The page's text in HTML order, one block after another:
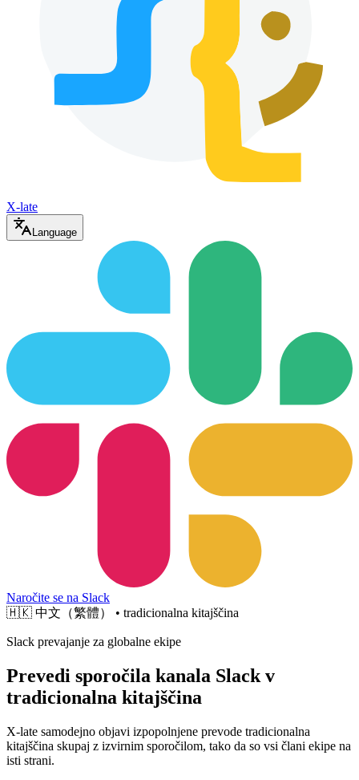
X-late
Language
Naročite se na Slack
🇭🇰 中文（繁體） • tradicionalna kitajščina
Slack prevajanje za globalne ekipe
Prevedi sporočila kanala Slack v
tradicionalna kitajščina
X-late samodejno objavi izpopolnjene prevode tradicionalna
kitajščina skupaj z izvirnim sporočilom, tako da so vsi člani ekipe na
isti strani.